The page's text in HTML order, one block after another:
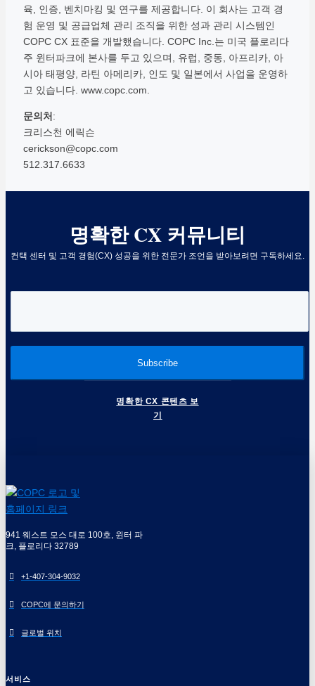
육, 인증, 벤치마킹 및 연구를 제공합니다. 이 회사는 고객 경
험 운영 및 공급업체 관리 조직을 위한 성과 관리 시스템인
COPC CX 표준을 개발했습니다. COPC Inc.는 미국 플로리다
주 윈터파크에 본사를 두고 있으며, 유럽, 중동, 아프리카, 아
시아 태평양, 라틴 아메리카, 인도 및 일본에서 사업을 운영하
고 있습니다. www.copc.com.
문의처 :
크리스천 에릭슨
cerickson@copc.com
512.317.6633
명확한 CX 커뮤니티
컨택 센터 및 고객 경험(CX) 성공을 위한 전문가 조언을 받아보려면 구독하세요.
명확한 CX 콘텐츠 보
기
941 웨스트 모스 대로 100호, 윈터 파
크, 플로리다 32789
+1-407-304-9032
COPC에 문의하기
글로벌 위치
서비스